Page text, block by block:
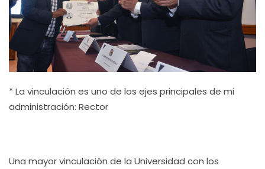
* La vinculación es uno de los ejes principales de mi
administración: Rector
Una mayor vinculación de la Universidad con los